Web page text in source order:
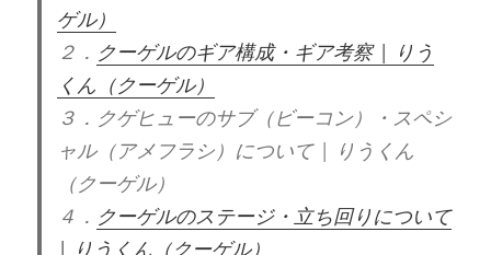
ゲル）
２． クーゲルのギア構成・ギア考察 | りう
くん（クーゲル）
３．クゲヒューのサブ（ビーコン）・スペシ
ャル（アメフラシ）について | りうくん
（クーゲル）
４． クーゲルのステージ・立ち回りについて
| りうくん（クーゲル）